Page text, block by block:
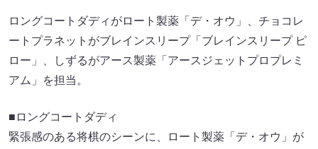
ロングコートダディがロート製薬「デ・オウ」、チョコレ
ートプラネットがブレインスリープ「ブレインスリープ ピ
ロー」、しずるがアース製薬「アースジェットプロプレミ
アム」を担当。
■ロングコートダディ
緊張感のある将棋のシーンに、ロート製薬「デ・オウ」が